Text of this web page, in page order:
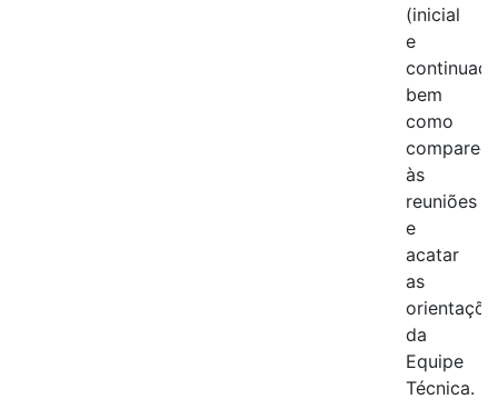
(inicial
e
bem
como
às
reuniões
e
acatar
as
da
Equipe
Técnica.